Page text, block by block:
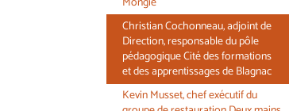
Christian Cochonneau, adjoint de
Direction, responsable du pôle
pédagogique Cité des formations
et des apprentissages de Blagnac
Kevin Musset, chef exécutif du